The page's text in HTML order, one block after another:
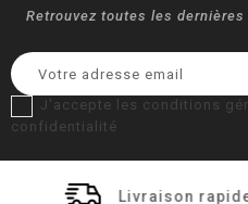
Retrouvez toutes les
J'accepte les conditions
confidentialité